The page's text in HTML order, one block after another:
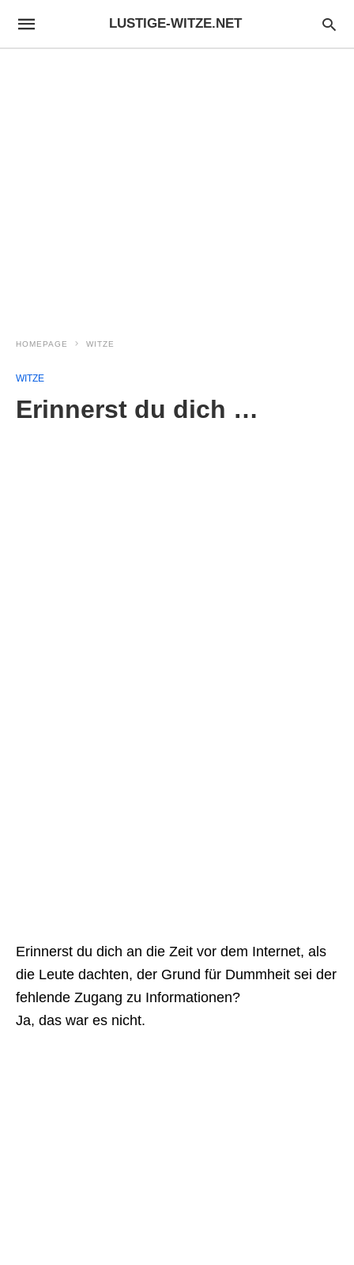
LUSTIGE-WITZE.NET
HOMEPAGE WITZE
WITZE
Erinnerst du dich …
Erinnerst du dich an die Zeit vor dem Internet, als
die Leute dachten, der Grund für Dummheit sei der
fehlende Zugang zu Informationen?
Ja, das war es nicht.